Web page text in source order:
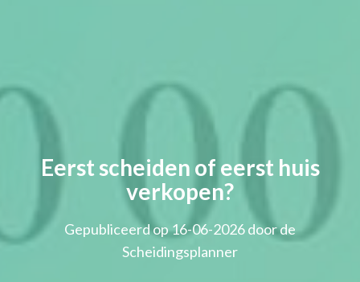
Eerst scheiden of eerst huis
verkopen?
Gepubliceerd op 16-06-2026 door de
Scheidingsplanner